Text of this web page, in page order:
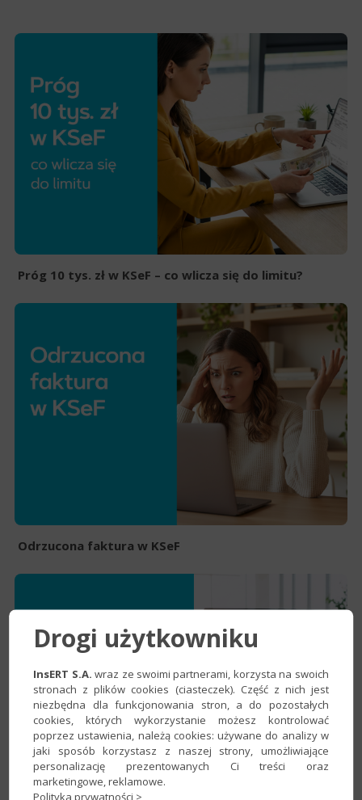
Próg 10 tys. zł w KSeF – co wlicza się do limitu?
Odrzucona faktura w KSeF
Drogi użytkowniku
InsERT S.A. wraz ze swoimi partnerami, korzysta na swoich
stronach z plików cookies (ciasteczek). Część z nich jest
niezbędna dla funkcjonowania stron, a do pozostałych
cookies, których wykorzystanie możesz kontrolować
poprzez ustawienia, należą cookies: używane do analizy w
jaki sposób korzystasz z naszej strony, umożliwiające
personalizację prezentowanych Ci treści oraz
marketingowe, reklamowe.
Polityka prywatności >